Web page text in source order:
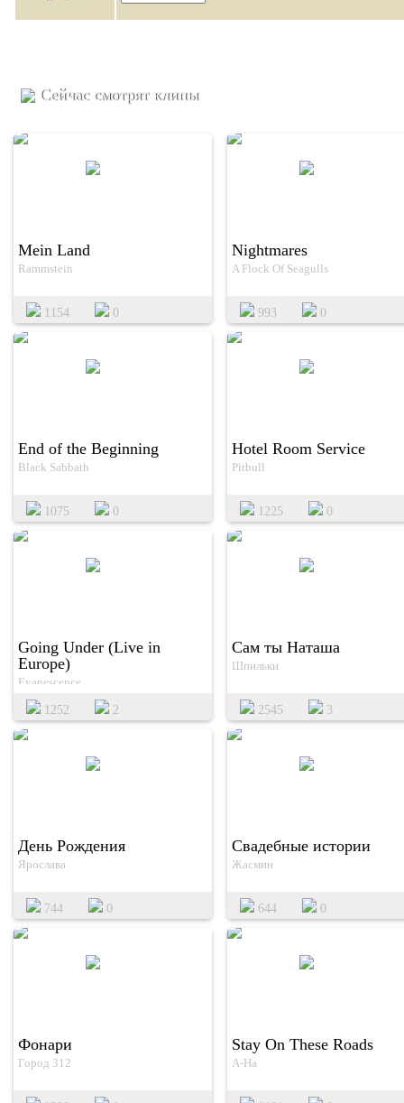
Сейчас смотрят клипы
Mein Land
Rammstein
1154 0
Nightmares
A Flock Of Seagulls
993 0
End of the Beginning
Black Sabbath
1075 0
Hotel Room Service
Pitbull
1225 0
Going Under (Live in
Europe)
Evanescence
1252 2
Сам ты Наташа
Шпильки
2545 3
День Рождения
Ярослава
744 0
Свадебные истории
Жасмин
644 0
Фонари
Город 312
Stay On These Roads
A-Ha